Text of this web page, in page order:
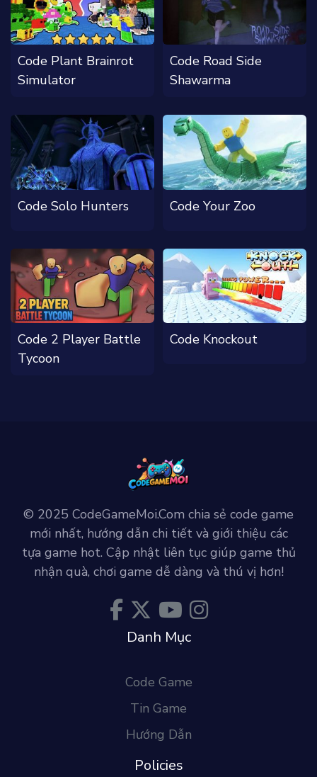
Code Plant Brainrot
Simulator
Code Road Side
Shawarma
Code Solo Hunters Code Your Zoo
Code 2 Player Battle
Tycoon
Code Knockout
© 2025 CodeGameMoi.Com chia sẻ code game
mới nhất, hướng dẫn chi tiết và giới thiệu các
tựa game hot. Cập nhật liên tục giúp game thủ
nhận quà, chơi game dễ dàng và thú vị hơn!
Danh Mục
Code Game
Tin Game
Hướng Dẫn
Policies